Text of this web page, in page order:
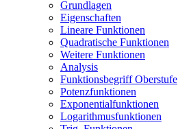
Grundlagen
Eigenschaften
Lineare Funktionen
Quadratische Funktionen
Weitere Funktionen
Analysis
Funktionsbegriff Oberstufe
Potenzfunktionen
Exponentialfunktionen
Logarithmusfunktionen